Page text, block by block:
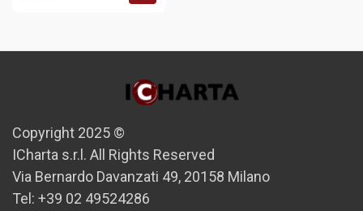
Copyright 2025 ©
ICharta s.r.l. All Rights Reserved
Via Bernardo Davanzati 49, 20158 Milano
Tel: +39 02 49524286